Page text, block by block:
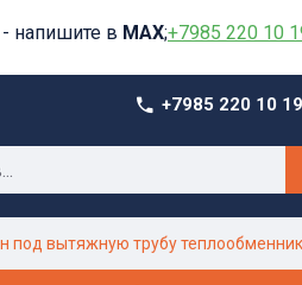
напишите в MAX;+7985 220 10
+7985 220 10 19
под вытяжную трубу